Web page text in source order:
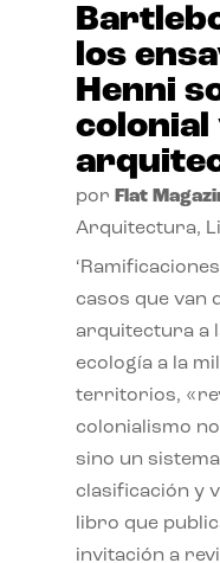
los
Henni
colonial
por Flat
Arquitectura,
casos que van
arquitectura a
ecología a la
territorios,
colonialismo
sino un
clasificación y
libro que
invitación a